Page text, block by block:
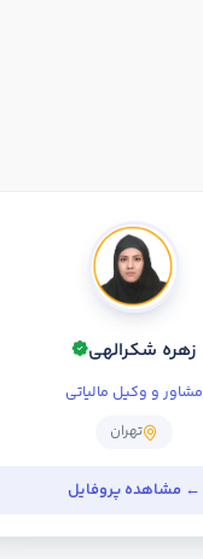
زهره شکرالهی
مشاور و وکیل مالیاتی
تهران